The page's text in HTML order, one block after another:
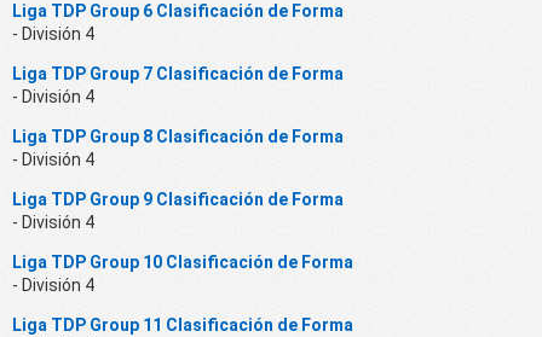
Liga TDP Group 6 Clasificación de Forma
- División 4
Liga TDP Group 7 Clasificación de Forma
- División 4
Liga TDP Group 8 Clasificación de Forma
- División 4
Liga TDP Group 9 Clasificación de Forma
- División 4
Liga TDP Group 10 Clasificación de Forma
- División 4
Liga TDP Group 11 Clasificación de Forma